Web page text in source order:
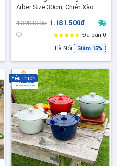
Arber Size 30cm, Chiên Xào
Hợp Mọi loại bếp
1.390.000đ 1.181.500đ
Đã bán 0
Hà Nội Giảm 15%
Yêu thích